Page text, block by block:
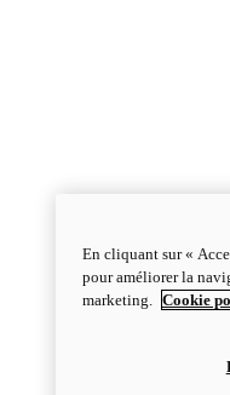
En cliquant sur «
pour améliorer la
marketing.
Cookie